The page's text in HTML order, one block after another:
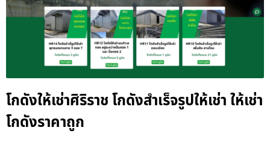
โกดังให้เช่าศิริราช โกดังสำเร็จรูปให้เช่า ให้เช่า
โกดังราคาถูก